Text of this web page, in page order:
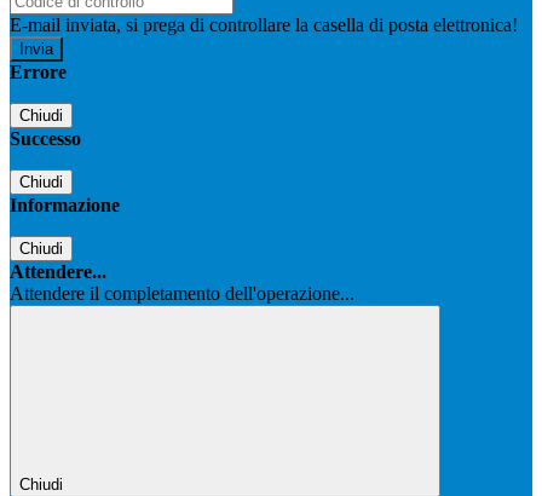
E-mail inviata, si prega di controllare la casella di posta elettronica!
Errore
Chiudi
Successo
Chiudi
Informazione
Chiudi
Attendere...
Attendere il completamento dell'operazione...
Chiudi